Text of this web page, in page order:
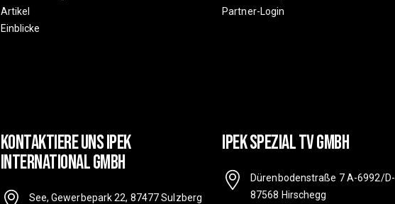
Artikel
Einblicke
Partner-Login
Kontaktiere Uns IPEK
International GmbH
See, Gewerbepark 22, 87477 Sulzberg
IPEK SPEZIAL TV GMBH
Dürenbodenstraße 7 A-6992/D-
87568 Hirschegg